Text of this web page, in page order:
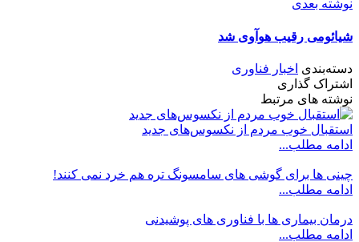
نوشته بعدی
شیائومی رقیب هوآوی شد
دسته‌بندی اخبار فناوری
اشتراک گذاری
نوشته های مرتبط
استقبال خوب مردم از نکسوس‌های جدید
ادامه مطلب...
چینی ها برای گوشی های سامسونگ تره هم خرد نمی کنند!
ادامه مطلب...
درمان بیماری ها با فناوری های پوشیدنی
ادامه مطلب...